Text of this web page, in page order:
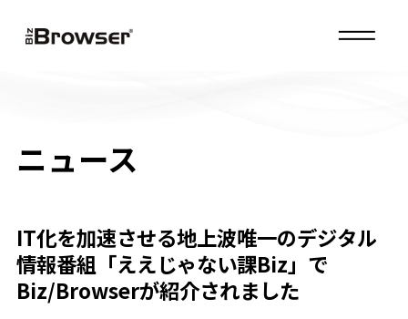
MENU
ニュース
IT化を加速させる地上波唯一のデジタル
情報番組「ええじゃない課Biz」で
Biz/Browserが紹介されました